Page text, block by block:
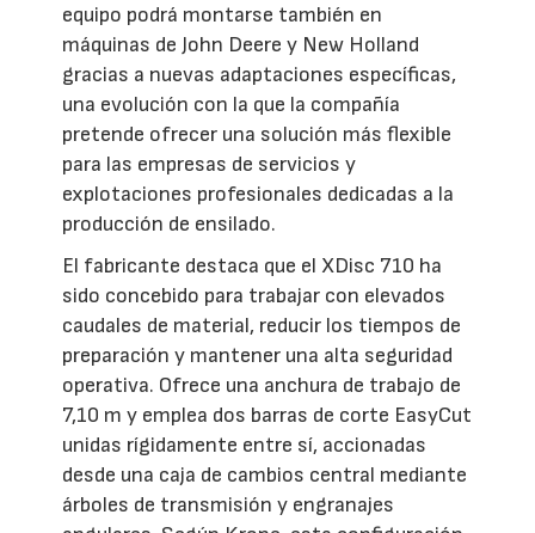
equipo podrá montarse también en
máquinas de John Deere y New Holland
gracias a nuevas adaptaciones específicas,
una evolución con la que la compañía
pretende ofrecer una solución más flexible
para las empresas de servicios y
explotaciones profesionales dedicadas a la
producción de ensilado.
El fabricante destaca que el XDisc 710 ha
sido concebido para trabajar con elevados
caudales de material, reducir los tiempos de
preparación y mantener una alta seguridad
operativa. Ofrece una anchura de trabajo de
7,10 m y emplea dos barras de corte EasyCut
unidas rígidamente entre sí, accionadas
desde una caja de cambios central mediante
árboles de transmisión y engranajes